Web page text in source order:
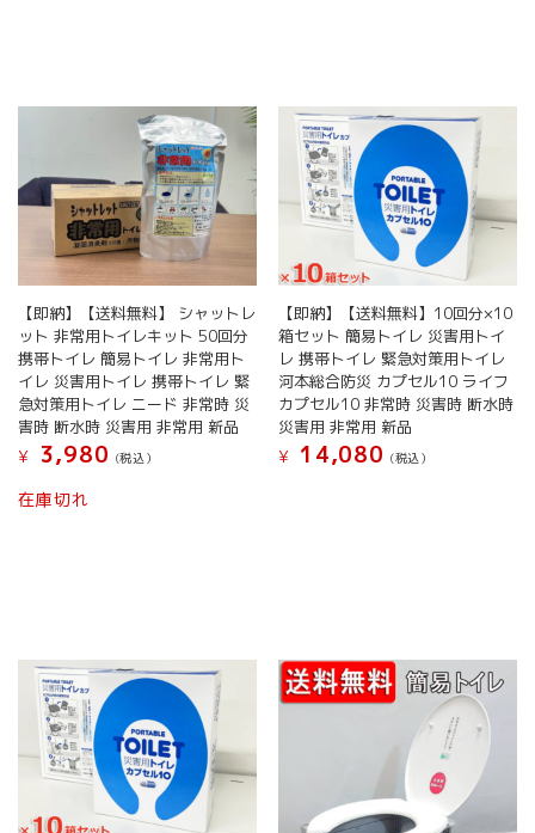
【即納】【送料無料】 シャットレ
ット 非常用トイレキット 50回分
携帯トイレ 簡易トイレ 非常用ト
イレ 災害用トイレ 携帯トイレ 緊
急対策用トイレ ニード 非常時 災
害時 断水時 災害用 非常用 新品
¥
3,980 (税込）
在庫切れ
【即納】【送料無料】10回分×10
箱セット 簡易トイレ 災害用トイ
レ 携帯トイレ 緊急対策用トイレ
河本総合防災 カプセル10 ライフ
カプセル10 非常時 災害時 断水時
災害用 非常用 新品
¥
14,080 (税込）